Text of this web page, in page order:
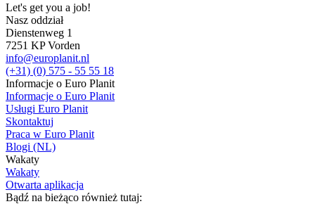
Let's get you a job!
Nasz oddział
Dienstenweg 1
7251 KP Vorden
info@europlanit.nl
(+31) (0) 575 - 55 55 18
Informacje o Euro Planit
Informacje o Euro Planit
Usługi Euro Planit
Skontaktuj
Praca w Euro Planit
Blogi (NL)
Wakaty
Wakaty
Otwarta aplikacja
Bądź na bieżąco również tutaj: